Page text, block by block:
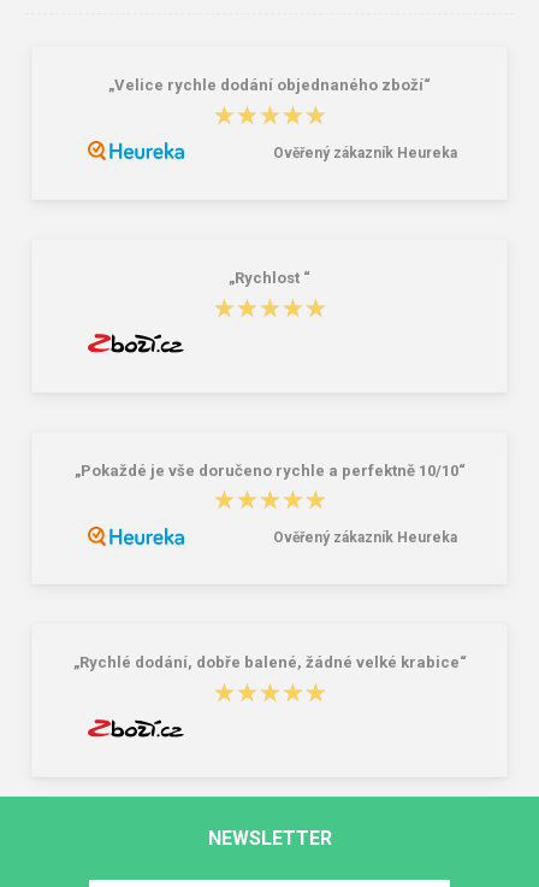
„Velice rychle dodání objednaného zboží“
★★★★★
★★★★★
Ověřený zákazník Heureka
„Rychlost “
★★★★★
★★★★★
„Pokaždé je vše doručeno rychle a perfektně 10/10“
★★★★★
★★★★★
Ověřený zákazník Heureka
„Rychlé dodání, dobře balené, žádné velké krabice“
★★★★★
★★★★★
NEWSLETTER